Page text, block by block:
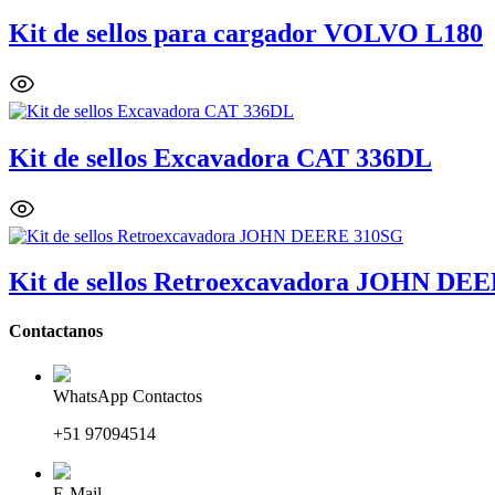
Kit de sellos para cargador VOLVO L180
Kit de sellos Excavadora CAT 336DL
Kit de sellos Retroexcavadora JOHN
Contactanos
WhatsApp Contactos
+51 97094514